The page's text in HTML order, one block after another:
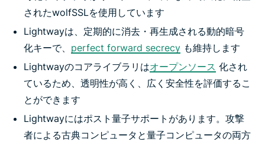
されたwolfSSLを使用しています
Lightwayは、定期的に消去・再生成される動的暗号
化キーで、 perfect forward secrecy も維持します
Lightwayのコアライブラリはオープンソース 化され
ているため、透明性が高く、広く安全性を評価するこ
とができます
Lightwayにはポスト量子サポートがあります。攻撃
者による古典コンピュータと量子コンピュータの両方